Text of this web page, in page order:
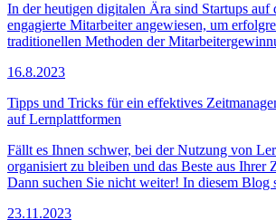
In der heutigen digitalen Ära sind Startups auf
engagierte Mitarbeiter angewiesen, um
traditionellen Methoden der
16.8.2023
Tipps und Tricks für ein effektives
auf Lernplattformen
Fällt es Ihnen schwer, bei der Nutzung von
organisiert zu bleiben und das Beste aus Ihrer
Dann suchen Sie nicht weiter! In diesem
23.11.2023